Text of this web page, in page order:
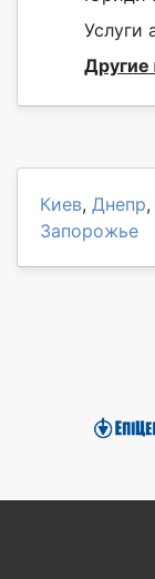
Услуги
Другие
Киев, Днепр,
Запорожье